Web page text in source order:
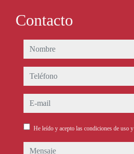
Contacto
nombre
teléfono
e-mail
He leído y acepto las condiciones de uso y
mensaje